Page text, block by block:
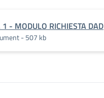
- MODULO RICHIESTA DAD
- 507 kb